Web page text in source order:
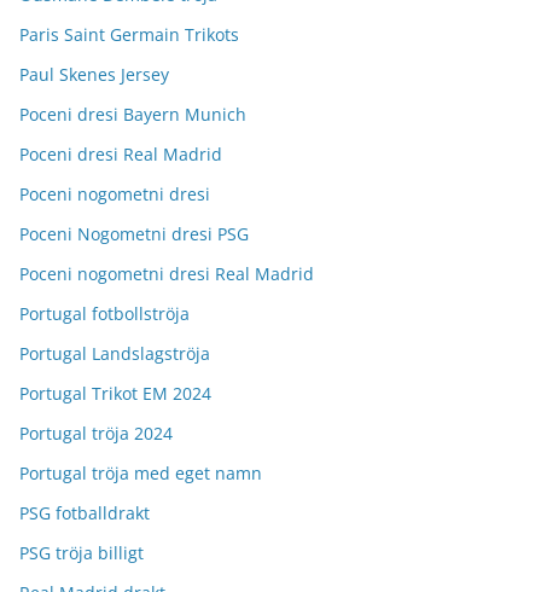
Paris Saint Germain Trikots
Paul Skenes Jersey
Poceni dresi Bayern Munich
Poceni dresi Real Madrid
Poceni nogometni dresi
Poceni Nogometni dresi PSG
Poceni nogometni dresi Real Madrid
Portugal fotbollströja
Portugal Landslagströja
Portugal Trikot EM 2024
Portugal tröja 2024
Portugal tröja med eget namn
PSG fotballdrakt
PSG tröja billigt